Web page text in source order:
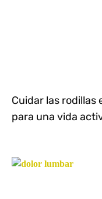
Cuidar las rodillas
para una vida